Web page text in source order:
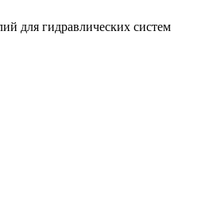
для гидравлических систем